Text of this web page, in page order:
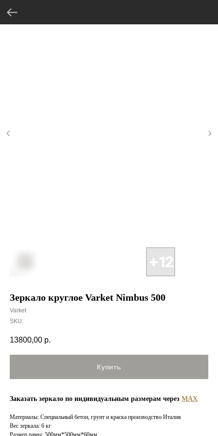
Зеркало круглое Varket Nimbus 500
Varket
SKU:
13800,00 р.
Купить
Заказать зеркало по индивидуальным размерам через MAX
Материалы: Специальный бетон, грунт и краска производство Италия
Вес зеркала: 6 кг